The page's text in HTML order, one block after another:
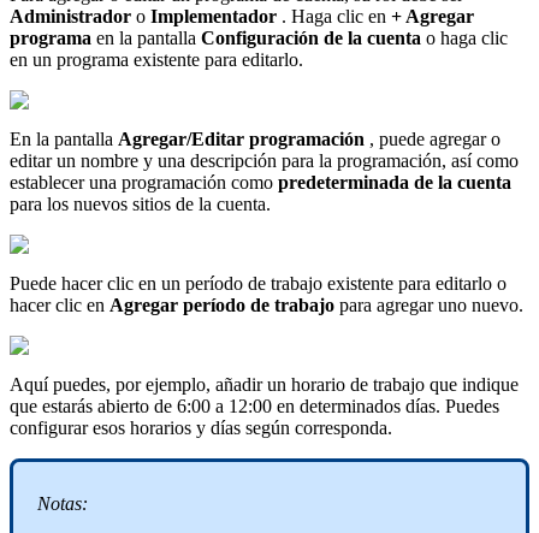
Administrador o Implementador . Haga clic en + Agregar
programa en la pantalla Configuración de la cuenta o haga clic
en un programa existente para editarlo.
En la pantalla Agregar/Editar programación , puede agregar o
editar un nombre y una descripción para la programación, así como
establecer una programación como predeterminada de la cuenta
para los nuevos sitios de la cuenta.
Puede hacer clic en un período de trabajo existente para editarlo o
hacer clic en Agregar período de trabajo para agregar uno nuevo.
Aquí puedes, por ejemplo, añadir un horario de trabajo que indique
que estarás abierto de 6:00 a 12:00 en determinados días. Puedes
configurar esos horarios y días según corresponda.
Notas: